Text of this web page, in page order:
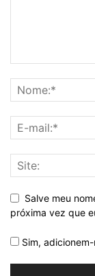
Salve meu
próxima vez que
Sim,